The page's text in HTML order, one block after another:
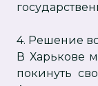
4. Решение
В Харькове
покинуть